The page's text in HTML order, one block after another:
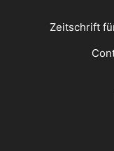
Zeitschrift